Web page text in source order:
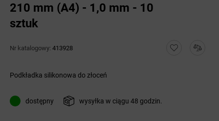
210 mm (A4) - 1,0 mm - 10
sztuk
Nr katalogowy: 413928
Podkładka silikonowa do złoceń
dostępny wysyłka w ciągu 48 godzin.